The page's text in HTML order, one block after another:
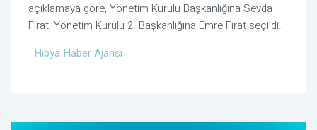
açıklamaya göre, Yönetim Kurulu Başkanlığına Sevda
Fırat, Yönetim Kurulu 2. Başkanlığına Emre Fırat seçildi.
Hibya Haber Ajansı